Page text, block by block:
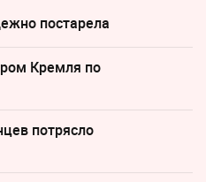
постарела
Кремля по
потрясло